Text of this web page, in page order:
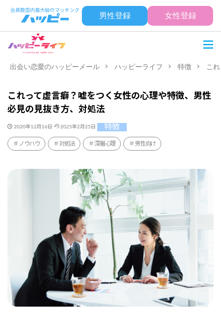
男性登録 女性登録
出会い恋愛のハッピーメール ハッピーライフ 特徴 こ
これって虚言癖？嘘をつく女性の心理や特徴、男性
必見の見抜き方、対処法
2020年12月16日 2025年2月25日 特徴
ノウハウ 対処法 深層心理 男性向け